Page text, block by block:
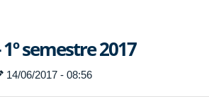
semestre 2017
14/06/2017 - 08:56